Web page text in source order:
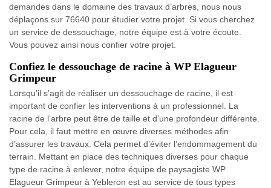
demandes dans le domaine des travaux d’arbres, nous nous
déplaçons sur 76640 pour étudier votre projet. Si vous cherchez
un service de dessouchage, notre équipe est à votre écoute.
Vous pouvez ainsi nous confier votre projet.
Confiez le dessouchage de racine à WP Elagueur
Grimpeur
Lorsqu’il s’agit de réaliser un dessouchage de racine, il est
important de confier les interventions à un professionnel. La
racine de l’arbre peut être de taille et d’une profondeur différente.
Pour cela, il faut mettre en œuvre diverses méthodes afin
d’assurer les travaux. Cela permet d’éviter l’endommagement du
terrain. Mettant en place des techniques diverses pour chaque
type de racine à enlever, notre équipe de paysagiste WP
Elagueur Grimpeur à Yebleron est au service de tous types